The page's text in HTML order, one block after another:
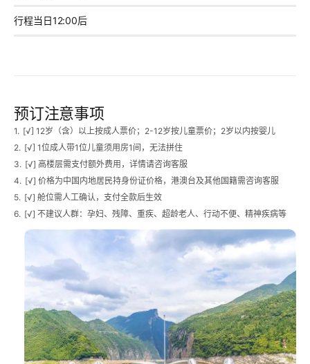
行程当日12:00后
预订注意事项
1. [√] 12岁（含）以上按成人票价；2-12岁按儿童票价；2岁以内按婴儿
2. [√] 1位成人带1位儿童须用房1间，无法拼住
3. [√] 高楼层需支付额外费用，详情请咨询客服
4. [√] 价格为中国内地居民持身份证价格，港澳台及其他国籍需咨询客服
5. [√] 舱位需人工确认，支付全款后生效
6. [√] 不建议人群：孕妇、残障、重疾、超龄老人、行动不便、精神疾病等